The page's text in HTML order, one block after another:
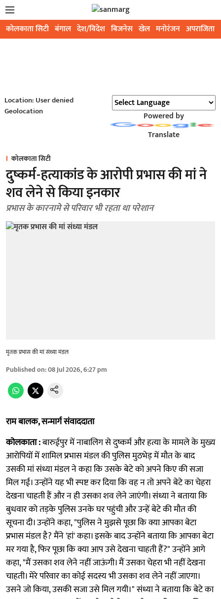
कोलकाता सिटी बंगाल देश/विदेश बिजनेस खेल मनोरंजन अपराजिता
Location: User denied
Geolocation
Powered by
Translate
कोलकाता सिटी
दुष्कर्म-हत्याकांड के आरोपी प्रभास की मां ने
शव लेने से किया इनकार
प्रभास के कारनामे से परिवार भी रहता था परेशान
मृतक प्रभास की मां संध्या मंडल
Published on:08 Jul 2026, 6:27 pm
राम बालक, सन्मार्ग संवाददाता
कोलकाता :बारुईपुर में नाबालिग से दुष्कर्म और हत्या के मामले के मुख्य
आरोपियों में शामिल प्रभास मंडल की पुलिस मुठभेड़ में मौत के बाद
उसकी मां संध्या मंडल ने कहा कि उसके बेटे को अपने किए की सजा
मिल गई। उन्होंने यह भी स्पष्ट कर दिया कि वह न तो अपने बेटे का चेहरा
देखना चाहती हैं और न ही उसका शव लेने जाएंगी। संध्या ने बताया कि
बुधवार को तड़के पुलिस उनके घर पहुंची और उन्हें बेटे की मौत की
सूचना दी। उन्होंने कहा, "पुलिस ने मुझसे पूछा कि क्या आपका बेटा
प्रभास मंडल है? मैंने 'हां' कहा। इसके बाद उन्होंने बताया कि आपका बेटा
मर गया है, फिर पूछा कि क्या आप उसे देखना चाहती हैं?" उन्होंने आगे
कहा, "मैं उसका शव लेने नहीं जाऊंगी। मैं उसका चेहरा भी नहीं देखना
चाहती। मेरे परिवार का कोई सदस्य भी उसका शव लेने नहीं जाएगा।
उसने जो किया, उसकी सजा उसे मिल गयी।" संध्या ने बताया कि बेटे का